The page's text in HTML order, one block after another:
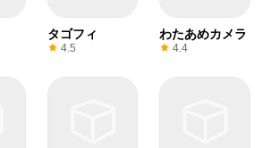
タゴフィ
4.5
わたあめカメラ
4.4